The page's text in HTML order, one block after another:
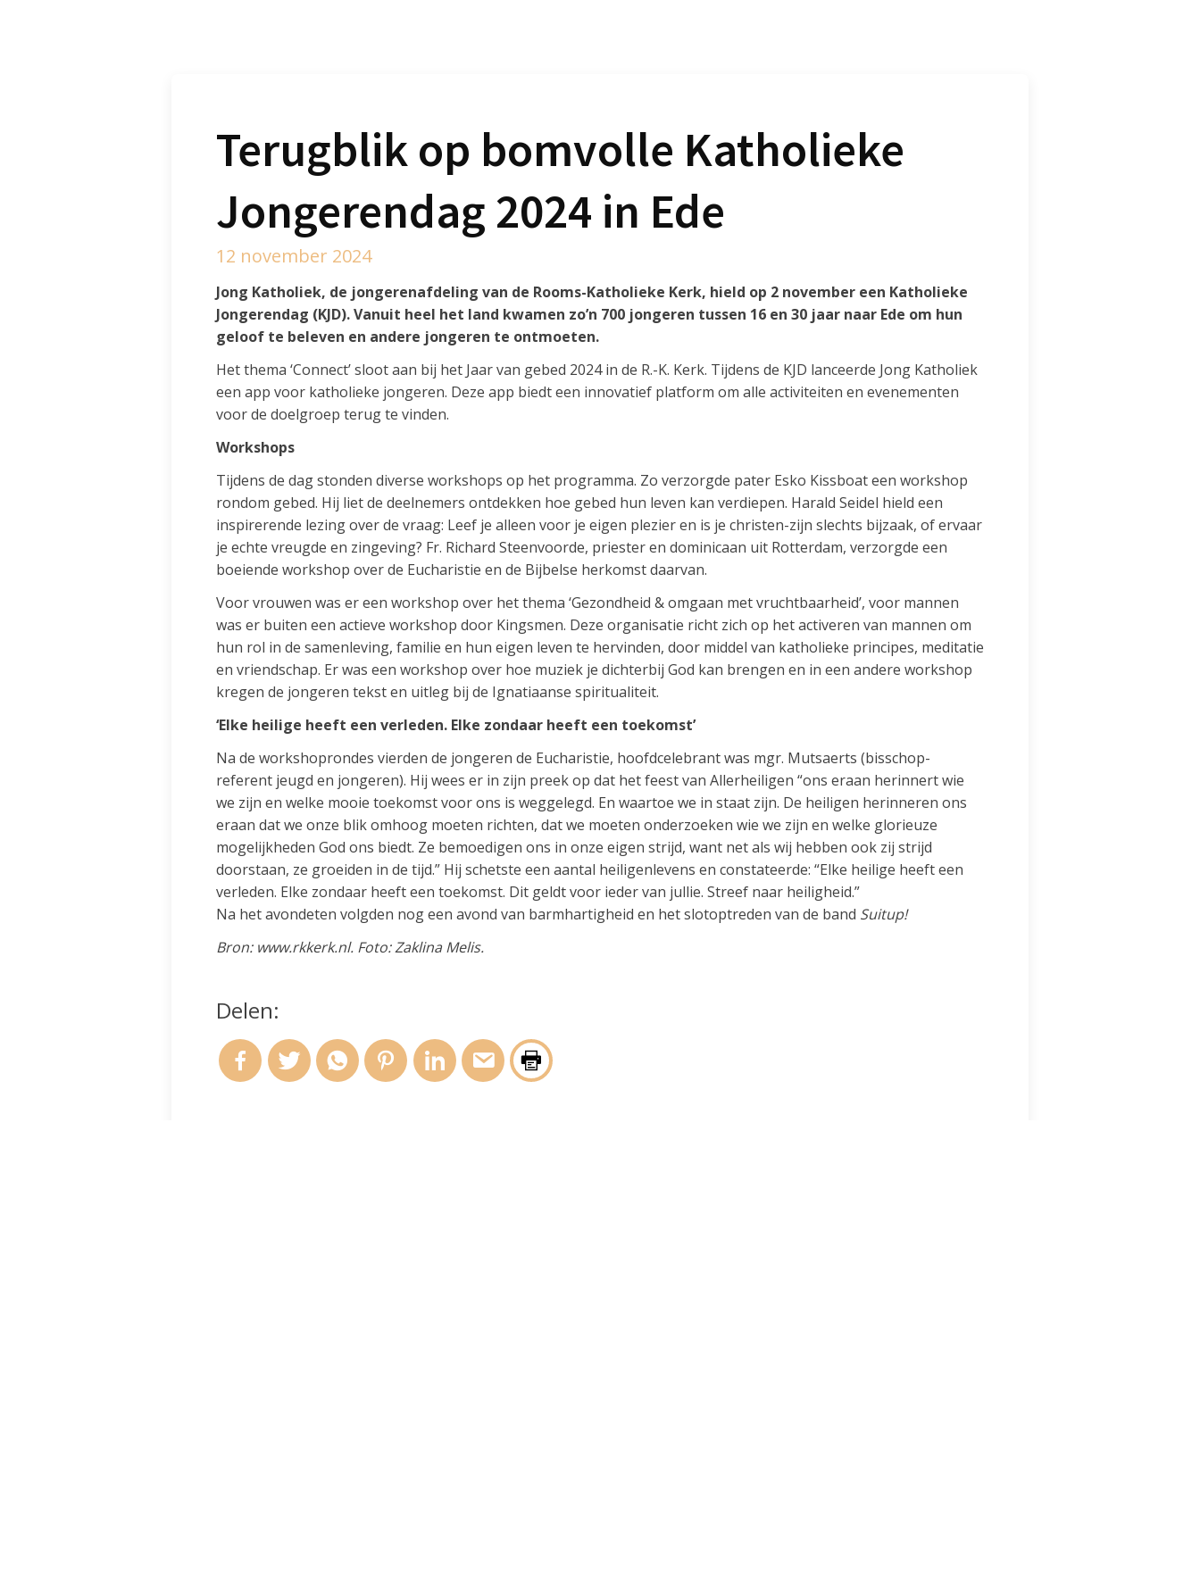
Terugblik op bomvolle Katholieke
Jongerendag 2024 in Ede
12 november 2024
Jong Katholiek, de jongerenafdeling van de Rooms-Katholieke Kerk, hield op 2 november een Katholieke
Jongerendag (KJD). Vanuit heel het land kwamen zo’n 700 jongeren tussen 16 en 30 jaar naar Ede om hun
geloof te beleven en andere jongeren te ontmoeten.
Het thema ‘Connect’ sloot aan bij het Jaar van gebed 2024 in de R.-K. Kerk. Tijdens de KJD lanceerde Jong Katholiek
een app voor katholieke jongeren. Deze app biedt een innovatief platform om alle activiteiten en evenementen
voor de doelgroep terug te vinden.
Workshops
Tijdens de dag stonden diverse workshops op het programma. Zo verzorgde pater Esko Kissboat een workshop
rondom gebed. Hij liet de deelnemers ontdekken hoe gebed hun leven kan verdiepen. Harald Seidel hield een
inspirerende lezing over de vraag: Leef je alleen voor je eigen plezier en is je christen-zijn slechts bijzaak, of ervaar
je echte vreugde en zingeving? Fr. Richard Steenvoorde, priester en dominicaan uit Rotterdam, verzorgde een
boeiende workshop over de Eucharistie en de Bijbelse herkomst daarvan.
Voor vrouwen was er een workshop over het thema ‘Gezondheid & omgaan met vruchtbaarheid’, voor mannen
was er buiten een actieve workshop door Kingsmen. Deze organisatie richt zich op het activeren van mannen om
hun rol in de samenleving, familie en hun eigen leven te hervinden, door middel van katholieke principes, meditatie
en vriendschap. Er was een workshop over hoe muziek je dichterbij God kan brengen en in een andere workshop
kregen de jongeren tekst en uitleg bij de Ignatiaanse spiritualiteit.
‘Elke heilige heeft een verleden. Elke zondaar heeft een toekomst’
Na de workshoprondes vierden de jongeren de Eucharistie, hoofdcelebrant was mgr. Mutsaerts (bisschop-
referent jeugd en jongeren). Hij wees er in zijn preek op dat het feest van Allerheiligen “ons eraan herinnert wie
we zijn en welke mooie toekomst voor ons is weggelegd. En waartoe we in staat zijn. De heiligen herinneren ons
eraan dat we onze blik omhoog moeten richten, dat we moeten onderzoeken wie we zijn en welke glorieuze
mogelijkheden God ons biedt. Ze bemoedigen ons in onze eigen strijd, want net als wij hebben ook zij strijd
doorstaan, ze groeiden in de tijd.” Hij schetste een aantal heiligenlevens en constateerde: “Elke heilige heeft een
verleden. Elke zondaar heeft een toekomst. Dit geldt voor ieder van jullie. Streef naar heiligheid.”
Na het avondeten volgden nog een avond van barmhartigheid en het slotoptreden van de band Suitup!
Bron: www.rkkerk.nl. Foto: Zaklina Melis.
Delen: